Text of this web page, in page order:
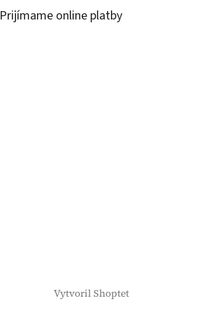
Prijímame online platby
Vytvoril Shoptet